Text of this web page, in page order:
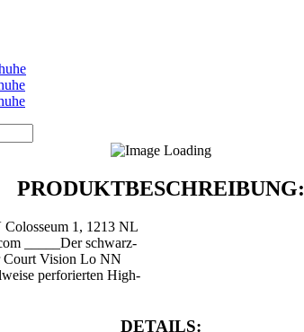
PRODUKTBESCHREIBUNG:
1, 1213 NL
_____Der schwarz-
Court Vision Lo NN
perforierten High-
DETAILS: